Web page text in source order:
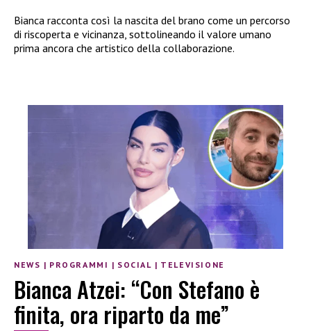
Bianca racconta così la nascita del brano come un percorso
di riscoperta e vicinanza, sottolineando il valore umano
prima ancora che artistico della collaborazione.
NEWS | PROGRAMMI | SOCIAL | TELEVISIONE
Bianca Atzei: “Con Stefano è
finita, ora riparto da me”